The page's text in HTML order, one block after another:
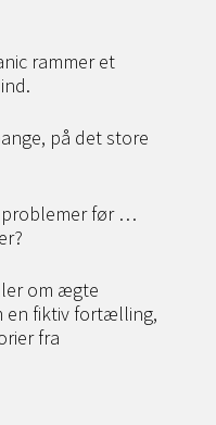
rammer et
på det store
problemer før …
om ægte
en fiktiv fortælling,
fra